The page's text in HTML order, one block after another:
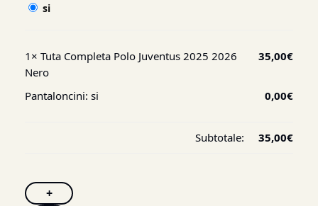
si
1× Tuta Completa Polo Juventus 2025 2026
Nero
35,00€
Pantaloncini: si 0,00€
Subtotale: 35,00€
+